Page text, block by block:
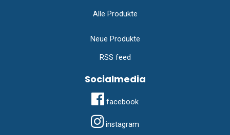
Alle Produkte
Neue Produkte
RSS feed
Socialmedia
facebook
instagram